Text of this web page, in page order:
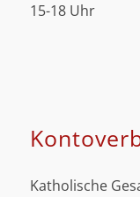
15-18 Uhr
Katholische